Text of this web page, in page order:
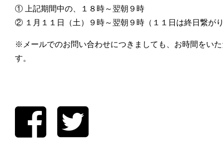
① 上記期間中の、１８時～翌朝９時
② １月１１日（土）９時～翌朝９時（１１日は終日繋が
※メールでのお問い合わせにつきましても、お時間をい
す。